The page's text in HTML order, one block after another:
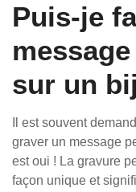
Puis-je
sur un
Il est souvent
graver un message
est oui ! La gravure
façon unique et